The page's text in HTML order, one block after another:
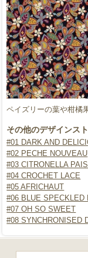
ペイズリーの葉や柑橘
その他のデザインス
#01 DARK AND
#02 PECHE NOUVEAU
#03 CITRONELLA
#04 CROCHET LACE
#05 AFRICHAUT
#06 BLUE SPECKLED
#07 OH SO SWEET
#08 SYNCHRONISED